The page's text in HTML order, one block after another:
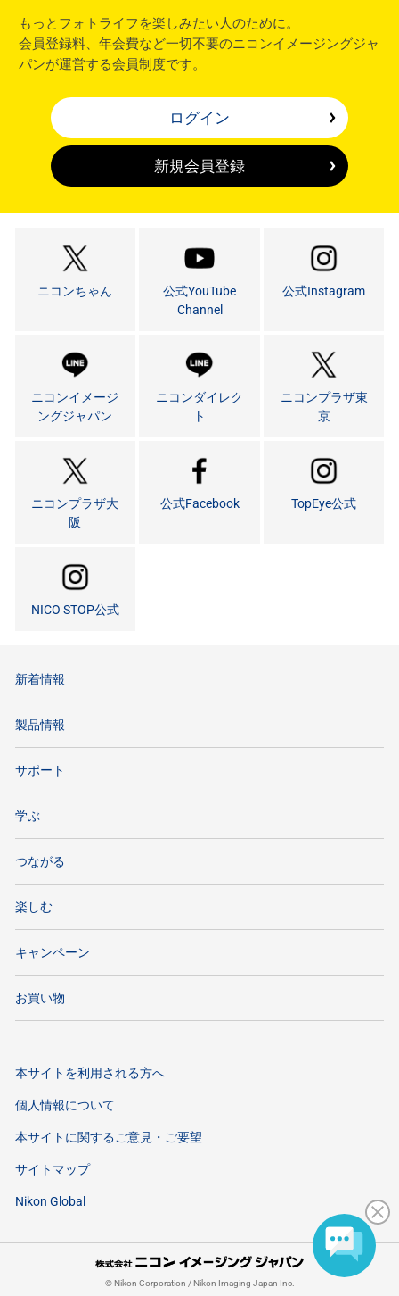
もっとフォトライフを楽しみたい人のために。
会員登録料、年会費など一切不要のニコンイメージングジャ
パンが運営する会員制度です。
ログイン
新規会員登録
ニコンちゃん
公式YouTube
Channel
公式Instagram
ニコンイメージ
ングジャパン
ニコンダイレク
ト
ニコンプラザ東
京
ニコンプラザ大
阪
公式Facebook TopEye公式
NICO STOP公式
新着情報
製品情報
サポート
学ぶ
つながる
楽しむ
キャンペーン
お買い物
本サイトを利用される方へ
個人情報について
本サイトに関するご意見・ご要望
サイトマップ
Nikon Global
©Nikon Corporation / Nikon Imaging Japan Inc.